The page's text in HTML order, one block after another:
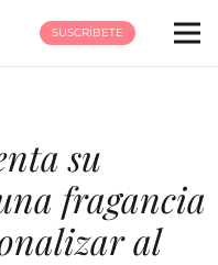
SUSCRÍBETE
su
fragancia
al